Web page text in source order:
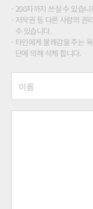
200자까지 쓰실 수 있습
저작권 등 다른 사람의 권
수 있습니다.
타인에게 불쾌감을 주는
단에 의해 삭제 합니다.